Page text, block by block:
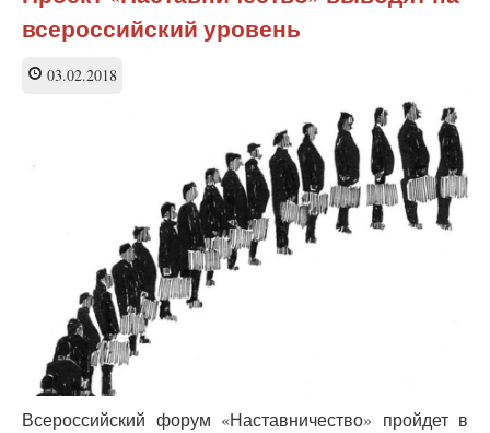
всероссийский уровень
03.02.2018
Всероссийский форум «Наставничество» пройдет в